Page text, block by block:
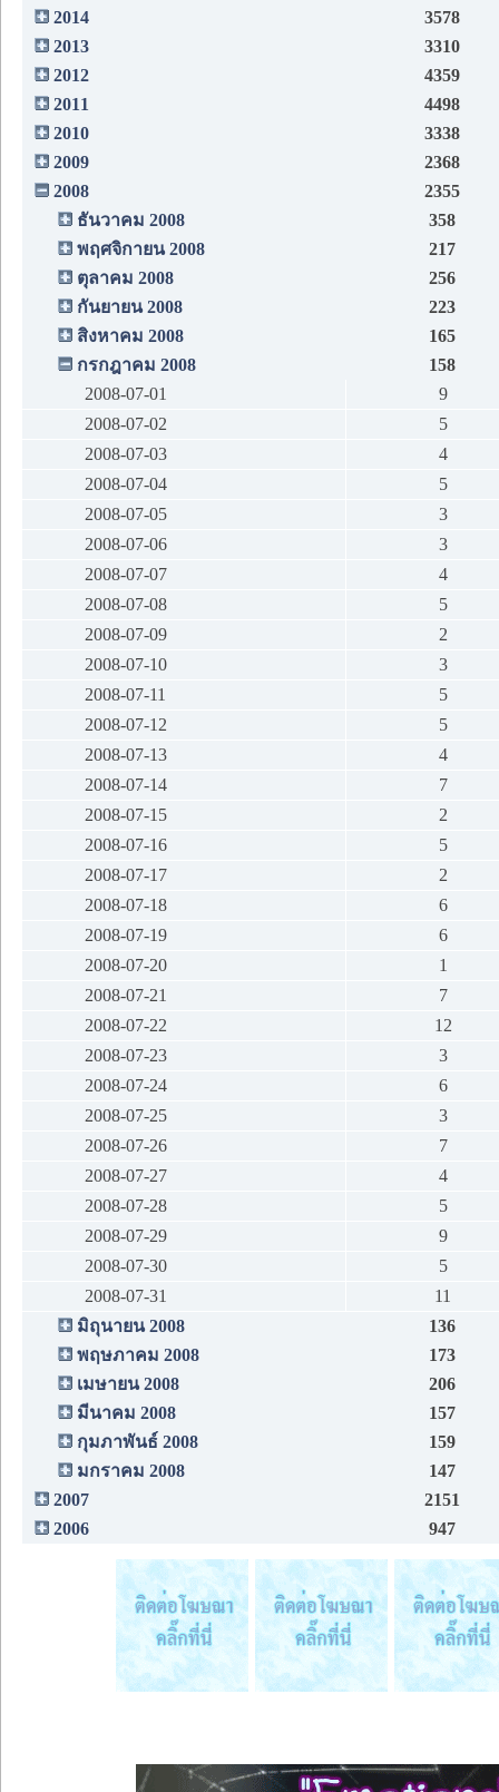
2014
3578
2013
3310
2012
4359
2011
4498
2010
3338
2009
2368
2008
2355
ธันวาคม 2008
358
พฤศจิกายน 2008
217
ตุลาคม 2008
256
กันยายน 2008
223
สิงหาคม 2008
165
กรกฎาคม 2008
158
2008-07-01
9
2008-07-02
5
2008-07-03
4
2008-07-04
5
2008-07-05
3
2008-07-06
3
2008-07-07
4
2008-07-08
5
2008-07-09
2
2008-07-10
3
2008-07-11
5
2008-07-12
5
2008-07-13
4
2008-07-14
7
2008-07-15
2
2008-07-16
5
2008-07-17
2
2008-07-18
6
2008-07-19
6
2008-07-20
1
2008-07-21
7
2008-07-22
12
2008-07-23
3
2008-07-24
6
2008-07-25
3
2008-07-26
7
2008-07-27
4
2008-07-28
5
2008-07-29
9
2008-07-30
5
2008-07-31
11
มิถุนายน 2008
136
พฤษภาคม 2008
173
เมษายน 2008
206
มีนาคม 2008
157
กุมภาพันธ์ 2008
159
มกราคม 2008
147
2007
2151
2006
947